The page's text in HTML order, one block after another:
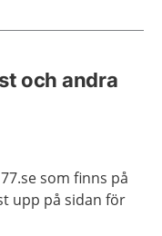
och andra
som finns på
upp på sidan för